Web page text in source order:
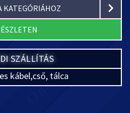
KATEGÓRIÁHOZ
SZÁLLÍTÁS
kábel,cső, tálca